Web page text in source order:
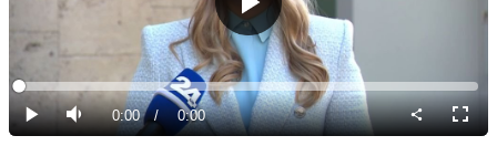
Predvajaj
Predvajaj
Tiho Current
0:00 / Duration
0:00
Loaded:
0%
način